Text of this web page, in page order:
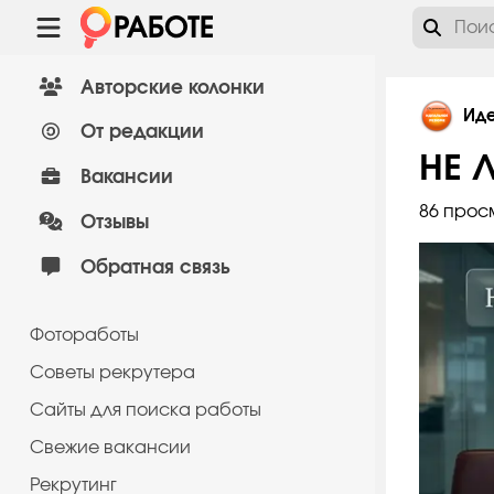
Авторские колонки
От редакции
Вакансии
Отзывы
Обратная связь
Фотоработы
Советы рекрутера
Сайты для поиска работы
Cвежие вакансии
Рекрутинг
НЕ
86